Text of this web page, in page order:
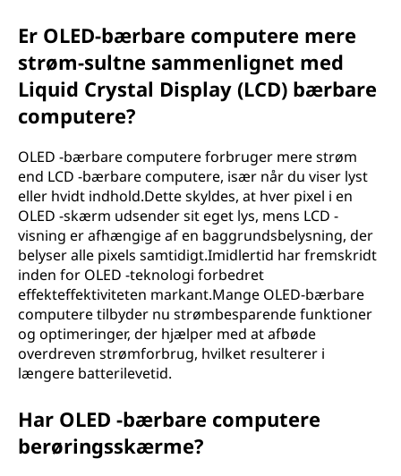
Er OLED-bærbare computere mere
strøm-sultne sammenlignet med
Liquid Crystal Display (LCD) bærbare
computere?
OLED -bærbare computere forbruger mere strøm
end LCD -bærbare computere, især når du viser lyst
eller hvidt indhold.Dette skyldes, at hver pixel i en
OLED -skærm udsender sit eget lys, mens LCD -
visning er afhængige af en baggrundsbelysning, der
belyser alle pixels samtidigt.Imidlertid har fremskridt
inden for OLED -teknologi forbedret
effekteffektiviteten markant.Mange OLED-bærbare
computere tilbyder nu strømbesparende funktioner
og optimeringer, der hjælper med at afbøde
overdreven strømforbrug, hvilket resulterer i
længere batterilevetid.
Har OLED -bærbare computere
berøringsskærme?